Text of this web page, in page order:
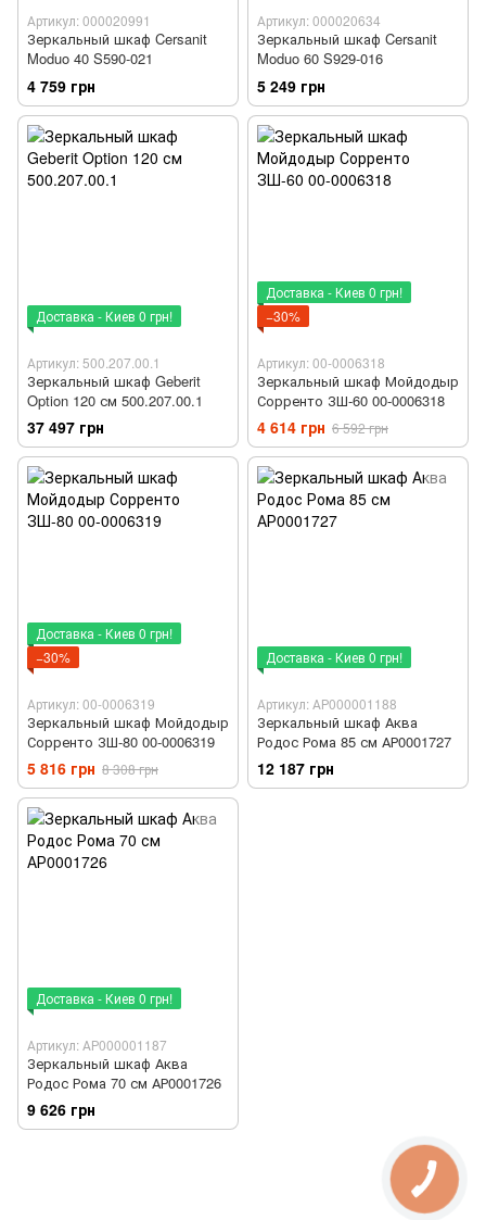
Артикул: 000020991
Зеркальный шкаф Cersanit
Moduo 40 S590-021
4 759 грн
Артикул: 000020634
Зеркальный шкаф Cersanit
Moduo 60 S929-016
5 249 грн
Доставка - Киев 0 грн!
Артикул: 500.207.00.1
Зеркальный шкаф Geberit
Option 120 см 500.207.00.1
37 497 грн
Доставка - Киев 0 грн!
−30%
Артикул: 00-0006318
Зеркальный шкаф Мойдодыр
Сорренто ЗШ-60 00-0006318
4 614 грн 6 592 грн
Доставка - Киев 0 грн!
−30%
Артикул: 00-0006319
Зеркальный шкаф Мойдодыр
Сорренто ЗШ-80 00-0006319
5 816 грн 8 308 грн
Доставка - Киев 0 грн!
Артикул: АР000001188
Зеркальный шкаф Аква
Родос Рома 85 см АР0001727
12 187 грн
Доставка - Киев 0 грн!
Артикул: АР000001187
Зеркальный шкаф Аква
Родос Рома 70 см АР0001726
9 626 грн